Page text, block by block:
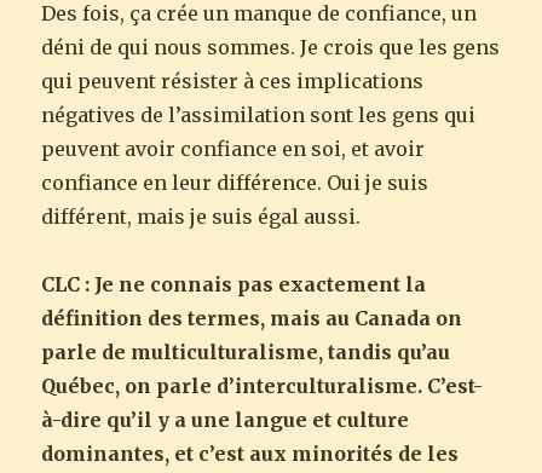
Des fois, ça crée un manque de confiance, un
déni de qui nous sommes. Je crois que les gens
qui peuvent résister à ces implications
négatives de l’assimilation sont les gens qui
peuvent avoir confiance en soi, et avoir
confiance en leur différence. Oui je suis
différent, mais je suis égal aussi.
CLC : Je ne connais pas exactement la
définition des termes, mais au Canada on
parle de multiculturalisme, tandis qu’au
Québec, on parle d’interculturalisme. C’est-
à-dire qu’il y a une langue et culture
dominantes, et c’est aux minorités de les